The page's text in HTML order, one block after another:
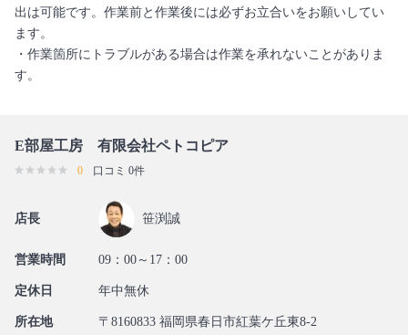
出は可能です。作業前と作業後には必ずお立合いをお願いしてい
ます。
・作業箇所にトラブルがある場合は作業を承れないことがありま
す。
E部屋工房 有限会社ペトコピア
0 口コミ 0件
店長 笹渕誠
営業時間 09：00～17：00
定休日 年中無休
所在地 〒8160833 福岡県春日市紅葉ケ丘東8-2